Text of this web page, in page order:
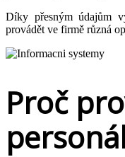
Díky přesným údajům
provádět ve firmě různá
Proč